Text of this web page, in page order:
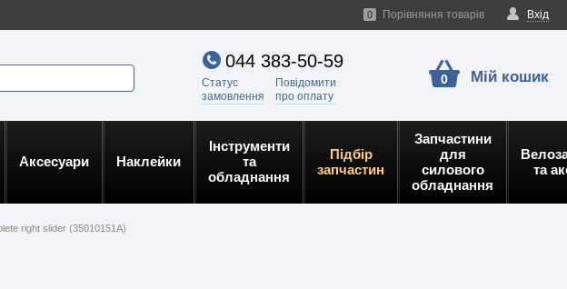
Вхід
0 Порівняння товарів
044 383-50-59
Статус
замовлення
Повідомити
про оплату
0 Мій кошик
Аксесуари Наклейки
Інструменти
та
обладнання
Підбір
запчастин
Запчастини
для
силового
обладнання
та
right slider (35010151A)